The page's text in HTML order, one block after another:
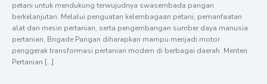
petani untuk mendukung terwujudnya swasembada pangan
berkelanjutan. Melalui penguatan kelembagaan petani, pemanfaatan
alat dan mesin pertanian, serta pengembangan sumber daya manusia
pertanian, Brigade Pangan diharapkan mampu menjadi motor
penggerak transformasi pertanian modern di berbagai daerah. Menteri
Pertanian […]